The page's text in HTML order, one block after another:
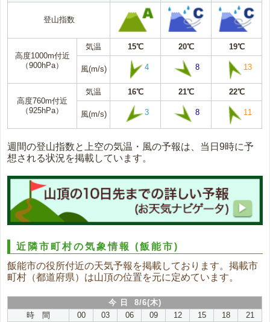
登山指数
高度1000m付近
（900hPa）
気温 15℃ 20℃ 19℃
風(m/s) 4 8 13
高度760m付近
（925hPa）
気温 16℃ 21℃ 22℃
風(m/s) 3 8 11
週間の登山指数と上空の気温・風の予報は、当日9時に予
想される状況を掲載しています。
近隣市町村の気象情報(飯能市)
飯能市の役所付近の天気予報を掲載しております。掲載市
町村（都道府県）は山頂の位置を元に定めています。
今 日 8/6(木)
時 間
00 03 06 09 12 15 18
21